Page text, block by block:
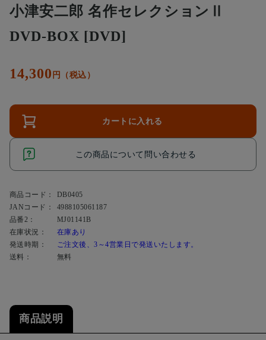
小津安二郎 名作セレクションⅡ
DVD-BOX [DVD]
14,300 円（税込）
カートに入れる
この商品について問い合わせる
商品コード：
DB0405
JANコード：
4988105061187
品番2：
MJ01141B
在庫状況：
在庫あり
発送時期：
ご注文後、3～4営業日で発送いたします。
送料：
無料
商品説明